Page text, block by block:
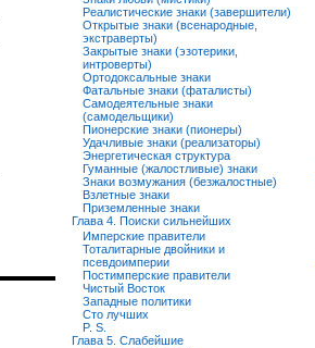
Реалистические знаки (завершители)
Открытые знаки (всенародные,
экстраверты)
Закрытые знаки (эзотерики,
интроверты)
Ортодоксальные знаки
Фатальные знаки (фаталисты)
Самодеятельные знаки
(самодельщики)
Пионерские знаки (пионеры)
Удачливые знаки (реализаторы)
Энергетическая структура
Гуманные (жалостливые) знаки
Знаки возмужания (безжалостные)
Взлетные знаки
Приземленные знаки
Глава 4. Поиски сильнейших
Имперские правители
Тоталитарные двойники и
псевдоимперии
Постимперские правители
Чистый Восток
Западные политики
Сто лучших
P. S.
Глава 5. Слабейшие